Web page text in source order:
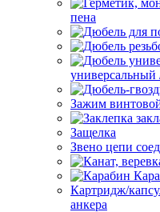
пена
универсальный
Зажим
Защелка
Звено цепи
Картридж/
анкера